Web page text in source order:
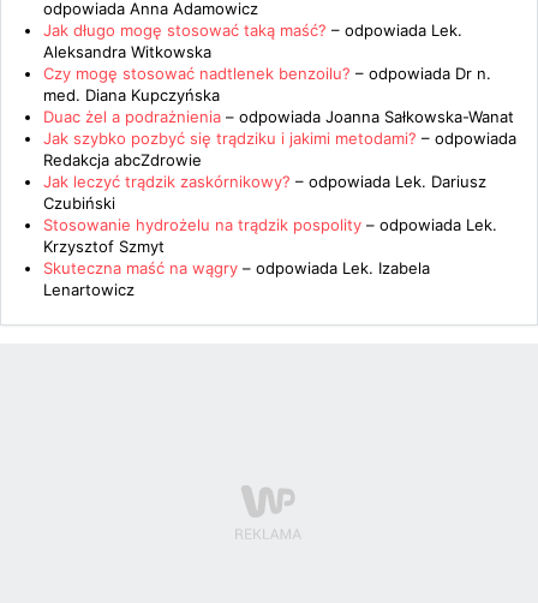
odpowiada Anna Adamowicz
Jak długo mogę stosować taką maść? – odpowiada Lek.
Aleksandra Witkowska
Czy mogę stosować nadtlenek benzoilu? – odpowiada Dr n.
med. Diana Kupczyńska
Duac żel a podrażnienia – odpowiada Joanna Sałkowska-Wanat
Jak szybko pozbyć się trądziku i jakimi metodami? – odpowiada
Redakcja abcZdrowie
Jak leczyć trądzik zaskórnikowy? – odpowiada Lek. Dariusz
Czubiński
Stosowanie hydrożelu na trądzik pospolity – odpowiada Lek.
Krzysztof Szmyt
Skuteczna maść na wągry – odpowiada Lek. Izabela
Lenartowicz